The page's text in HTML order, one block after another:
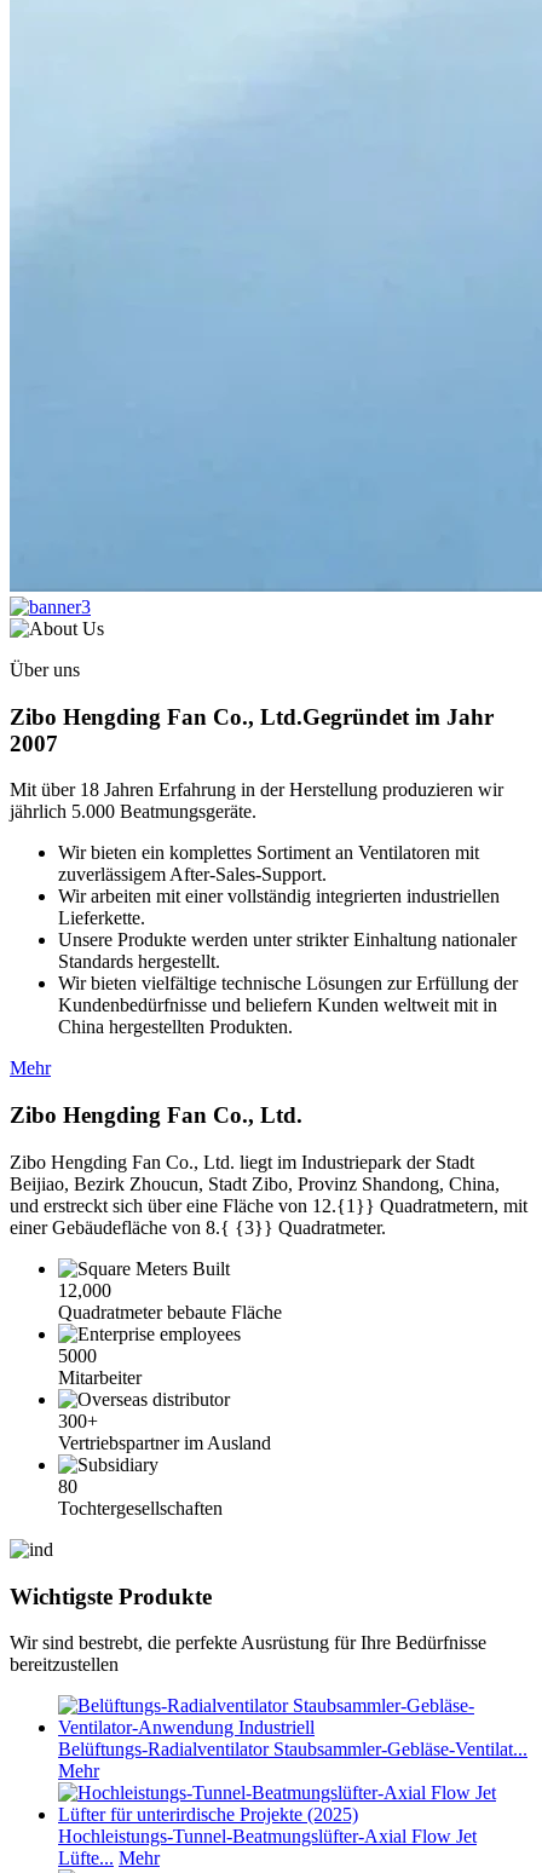
Über uns
Zibo Hengding Fan Co., Ltd.Gegründet im Jahr
2007
Mit über 18 Jahren Erfahrung in der Herstellung produzieren wir
jährlich 5.000 Beatmungsgeräte.
Wir bieten ein komplettes Sortiment an Ventilatoren mit
zuverlässigem After-Sales-Support.
Wir arbeiten mit einer vollständig integrierten industriellen
Lieferkette.
Unsere Produkte werden unter strikter Einhaltung nationaler
Standards hergestellt.
Wir bieten vielfältige technische Lösungen zur Erfüllung der
Kundenbedürfnisse und beliefern Kunden weltweit mit in
China hergestellten Produkten.
Mehr
Zibo Hengding Fan Co., Ltd.
Zibo Hengding Fan Co., Ltd. liegt im Industriepark der Stadt
Beijiao, Bezirk Zhoucun, Stadt Zibo, Provinz Shandong, China,
und erstreckt sich über eine Fläche von 12.{1}} Quadratmetern, mit
einer Gebäudefläche von 8.{ {3}} Quadratmeter.
12,000
Quadratmeter bebaute Fläche
5000
Mitarbeiter
300+
Vertriebspartner im Ausland
80
Tochtergesellschaften
Wichtigste Produkte
Wir sind bestrebt, die perfekte Ausrüstung für Ihre Bedürfnisse
bereitzustellen
Belüftungs-Radialventilator Staubsammler-Gebläse-Ventilat...
Mehr
Hochleistungs-Tunnel-Beatmungslüfter-Axial Flow Jet
Lüfte... Mehr